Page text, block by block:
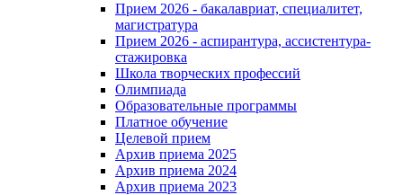
Прием 2026 - бакалавриат, специалитет,
магистратура
Прием 2026 - аспирантура, ассистентура-
стажировка
Школа творческих профессий
Олимпиада
Образовательные программы
Платное обучение
Целевой прием
Архив приема 2025
Архив приема 2024
Архив приема 2023